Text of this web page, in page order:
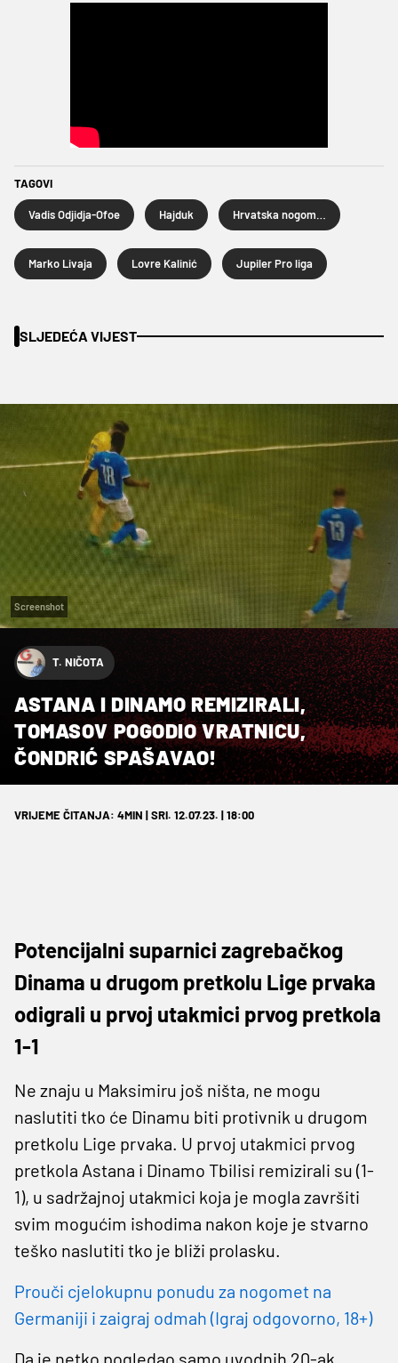
TAGOVI
Vadis Odjidja-Ofoe Hajduk
Marko Livaja Lovre Kalinić Jupiler Pro liga
SLJEDEĆA VIJEST
Screenshot
T. NIČOTA
ASTANA I DINAMO REMIZIRALI,
TOMASOV POGODIO VRATNICU,
ČONDRIĆ SPAŠAVAO!
VRIJEME ČITANJA: 4MIN | SRI. 12.07.23. | 18:00
Potencijalni suparnici zagrebačkog
Dinama u drugom pretkolu Lige prvaka
odigrali u prvoj utakmici prvog pretkola
1-1
Ne znaju u Maksimiru još ništa, ne mogu
naslutiti tko će Dinamu biti protivnik u drugom
pretkolu Lige prvaka. U prvoj utakmici prvog
pretkola Astana i Dinamo Tbilisi remizirali su (1-
1), u sadržajnoj utakmici koja je mogla završiti
svim mogućim ishodima nakon koje je stvarno
teško naslutiti tko je bliži prolasku.
Prouči cjelokupnu ponudu za nogomet na
Germaniji i zaigraj odmah (Igraj odgovorno, 18+)
Da je netko pogledao samo uvodnih 20-ak